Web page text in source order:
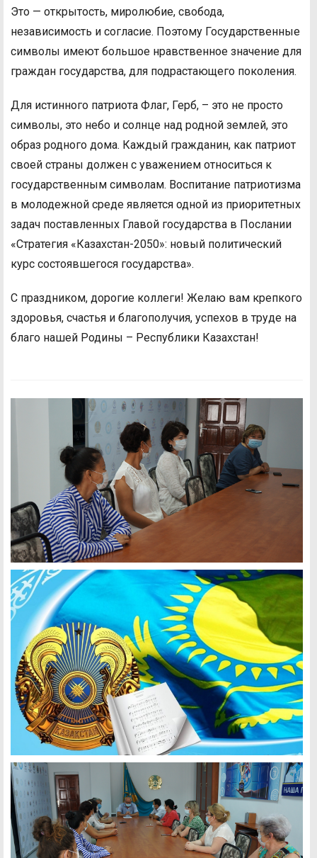
Это — открытость, миролюбие, свобода,
независимость и согласие. Поэтому Государственные
символы имеют большое нравственное значение для
граждан государства, для подрастающего поколения.
Для истинного патриота Флаг, Герб, – это не просто
символы, это небо и солнце над родной землей, это
образ родного дома. Каждый гражданин, как патриот
своей страны должен с уважением относиться к
государственным символам. Воспитание патриотизма
в молодежной среде является одной из приоритетных
задач поставленных Главой государства в Послании
«Стратегия «Казахстан-2050»: новый политический
курс состоявшегося государства».
С праздником, дорогие коллеги! Желаю вам крепкого
здоровья, счастья и благополучия, успехов в труде на
благо нашей Родины – Республики Казахстан!